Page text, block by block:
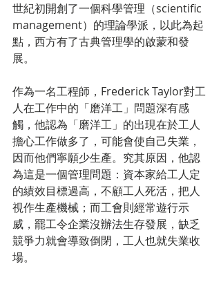
世紀初開創了一個科學管理（scientific
management）的理論學派，以此為起
點，西方有了古典管理學的啟蒙和發
展。
作為一名工程師，Frederick Taylor對工
人在工作中的「磨洋工」問題深有感
觸，他認為「磨洋工」的出現在於工人
擔心工作做多了，可能會使自己失業，
因而他們寧願少生產。究其原因，他認
為這是一個管理問題：資本家給工人定
的績效目標過高，不顧工人死活，把人
視作生產機械；而工會則經常遊行示
威，罷工令企業沒辦法生存發展，缺乏
競爭力就會導致倒閉，工人也就失業收
場。